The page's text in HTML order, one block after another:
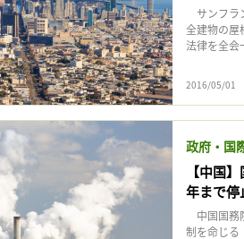
サンフラ
全建物の屋
法律を全会
2016/05/01
政府・国
【中国
年まで停
中国国務
制を命じる